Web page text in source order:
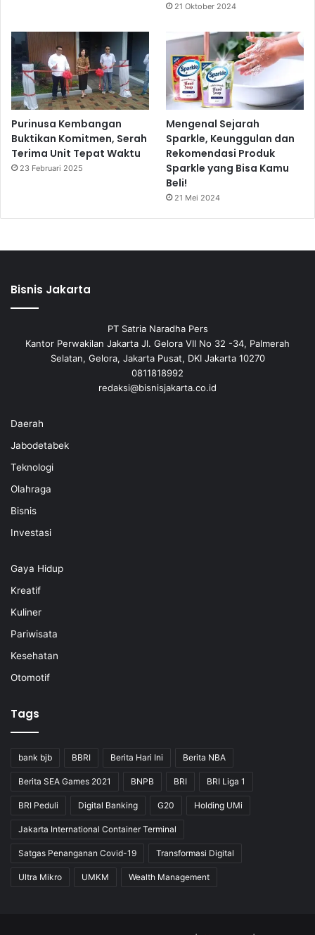
21 Oktober 2024
Purinusa Kembangan
Buktikan Komitmen, Serah
Terima Unit Tepat Waktu
23 Februari 2025
Mengenal Sejarah
Sparkle, Keunggulan dan
Rekomendasi Produk
Sparkle yang Bisa Kamu
Beli!
21 Mei 2024
Bisnis Jakarta
PT Satria Naradha Pers
Kantor Perwakilan Jakarta Jl. Gelora VII No 32 -34, Palmerah
Selatan, Gelora, Jakarta Pusat, DKI Jakarta 10270
0811818992
redaksi@bisnisjakarta.co.id
Daerah
Jabodetabek
Teknologi
Olahraga
Bisnis
Investasi
Gaya Hidup
Kreatif
Kuliner
Pariwisata
Kesehatan
Otomotif
Tags
bank bjb BBRI Berita Hari Ini Berita NBA
Berita SEA Games 2021 BNPB BRI BRI Liga 1
BRI Peduli Digital Banking G20 Holding UMi
Jakarta International Container Terminal
Satgas Penanganan Covid-19 Transformasi Digital
Ultra Mikro UMKM Wealth Management